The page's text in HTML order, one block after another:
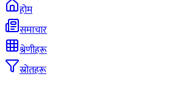
होम
समाचार
श्रेणीहरू
स्रोतहरू